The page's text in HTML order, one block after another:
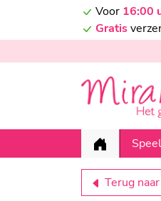
Voor 16:00
Gratis
Terug